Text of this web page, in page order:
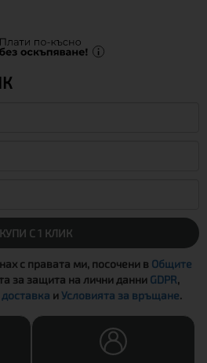
КУПИ С 1 КЛИК
с правата ми, посочени в Общите
за защита на лични данни GDPR,
иУсловията за връщане.